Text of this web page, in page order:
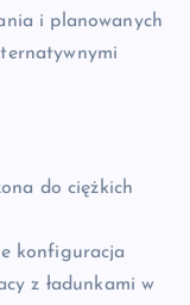
i planowanych
do ciężkich
konfiguracja
z ładunkami w